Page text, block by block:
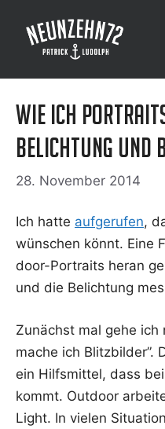
Inhalt
springen
Wie ich
Belichtung und
28. November 2014
Ich hat­te auf­ge­ru­fen,
wün­schen könnt. Eine
door-Por­traits her­an
und die Belich­tung
Zunächst mal gehe ich
mache ich Blitz­bil­der”.
ein Hilfs­mit­tel, dass
kommt. Out­door
Light. In vie­len